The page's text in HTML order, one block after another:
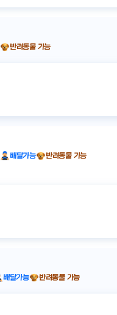
반려동물 가능
배달가능 반려동물 가능
배달가능 반려동물 가능